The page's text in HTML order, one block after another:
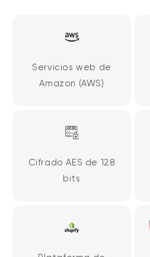
Servicios web de
Amazon (AWS)
Cifrado AES de 128
bits